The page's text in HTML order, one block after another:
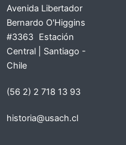
Avenida Libertador
Bernardo O'Higgins
#3363 Estación
Central | Santiago -
Chile
(56 2) 2 718 13 93
historia@usach.cl